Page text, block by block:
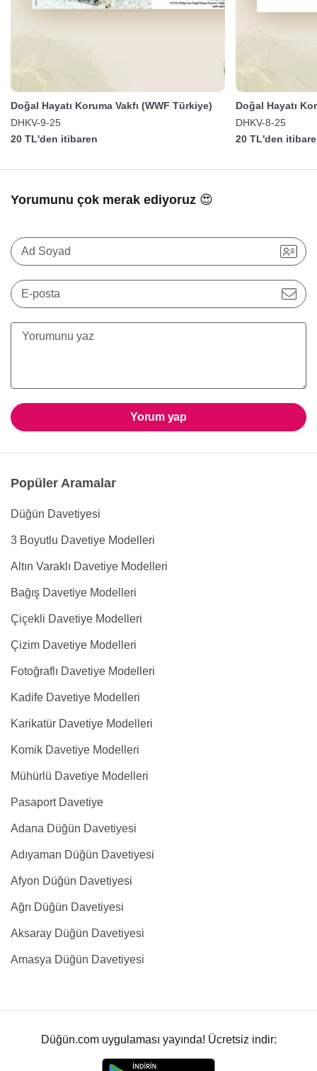
Doğal Hayatı Koruma Vakfı (WWF Türkiye)
DHKV-9-25
20 TL'den itibaren
Doğal Hayatı
DHKV-8-25
20 TL'den
Yorumunu çok merak ediyoruz 😍
Ad Soyad
E-posta
Yorum yap
Popüler Aramalar
Düğün Davetiyesi
3 Boyutlu Davetiye Modelleri
Altın Varaklı Davetiye Modelleri
Bağış Davetiye Modelleri
Çiçekli Davetiye Modelleri
Çizim Davetiye Modelleri
Fotoğraflı Davetiye Modelleri
Kadife Davetiye Modelleri
Karikatür Davetiye Modelleri
Komik Davetiye Modelleri
Mühürlü Davetiye Modelleri
Pasaport Davetiye
Adana Düğün Davetiyesi
Adıyaman Düğün Davetiyesi
Afyon Düğün Davetiyesi
Ağrı Düğün Davetiyesi
Aksaray Düğün Davetiyesi
Amasya Düğün Davetiyesi
Düğün.com uygulaması yayında! Ücretsiz indir: